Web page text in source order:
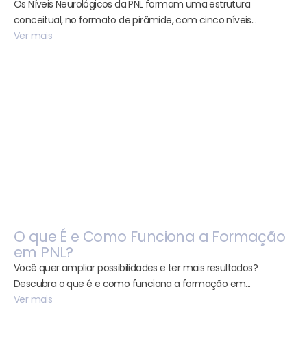
Os Níveis Neurológicos da PNL formam uma estrutura
conceitual, no formato de pirâmide, com cinco níveis...
Ver mais
O que É e Como Funciona a Formação
em PNL?
Você quer ampliar possibilidades e ter mais resultados?
Descubra o que é e como funciona a formação em...
Ver mais